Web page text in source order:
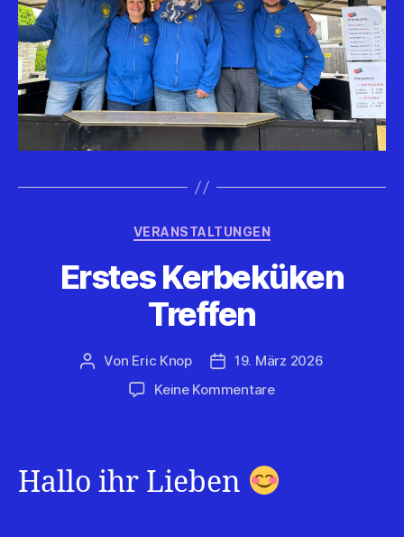
Kategorien
VERANSTALTUNGEN
Erstes Kerbeküken
Treffen
Beitragsautor
Von Eric Knop Veröffentlichungsdatum
19. März 2026
Keine Kommentarezu
Hallo ihr Lieben